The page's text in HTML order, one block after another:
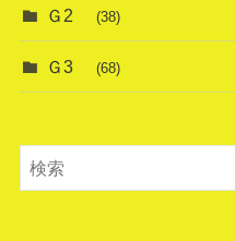
Ｇ2 (38)
Ｇ3 (68)